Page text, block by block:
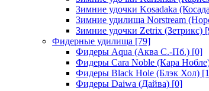
Зимние удочки Kosadaka
Зимние удилища Norstream
Зимние удочки Zetrix (Зетрикс)
Фидерные удилища [79]
Фидеры Aqua (Аква С.-Пб.) [0]
Фидеры Cara Noble (Кара
Фидеры Black Hole (Блэк Хол)
Фидеры Daiwa (Дайва) [0]